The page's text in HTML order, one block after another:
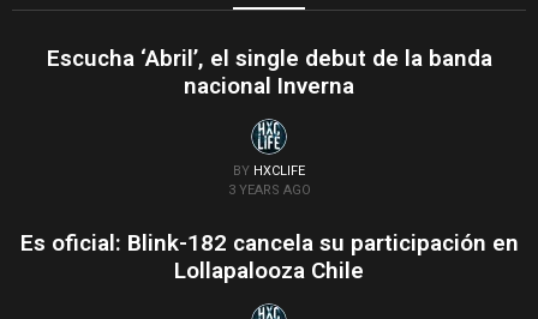
Escucha ‘Abril’, el single debut de la banda
nacional Inverna
BY HXCLIFE
3 YEARS AGO
Es oficial: Blink-182 cancela su participación en
Lollapalooza Chile